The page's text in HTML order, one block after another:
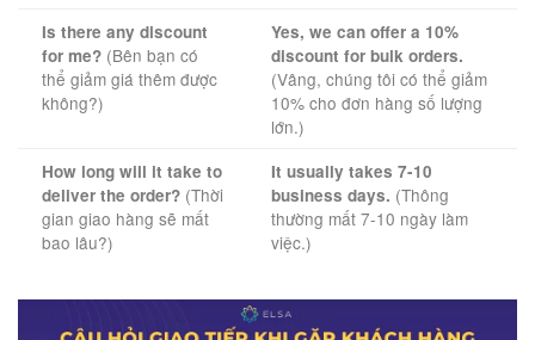
Is there any discount
for me? (Bên bạn có
thể giảm giá thêm được
không?)
Yes, we can offer a 10%
discount for bulk orders.
(Vâng, chúng tôi có thể giảm
10% cho đơn hàng số lượng
lớn.)
How long will it take to
deliver the order? (Thời
gian giao hàng sẽ mất
bao lâu?)
It usually takes 7-10
business days. (Thông
thường mất 7-10 ngày làm
việc.)